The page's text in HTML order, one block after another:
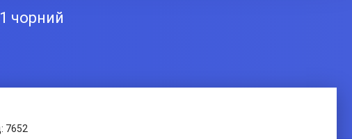
чорний
7652